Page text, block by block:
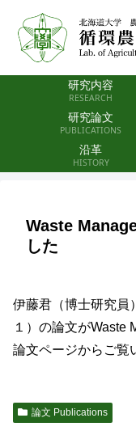
研究内容
RESEARCH
研究論文
PUBLICATIONS
沿革
HISTORY
Waste
した
伊藤君（博士研究員
１）の論文がWaste
論文ページからご覧
論文 Publications